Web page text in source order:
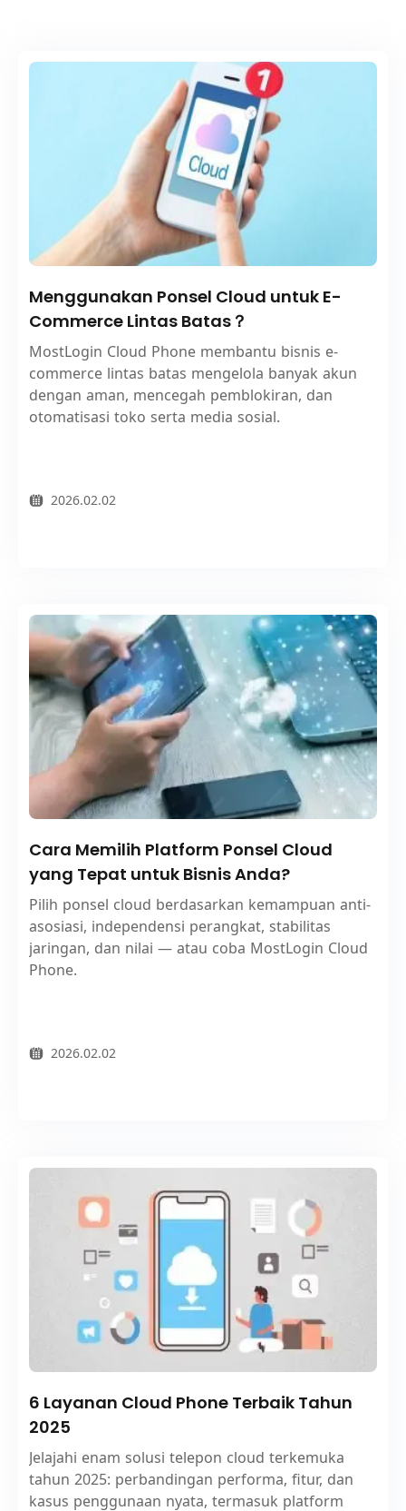
Menggunakan Ponsel Cloud untuk E-
Commerce Lintas Batas？
MostLogin Cloud Phone membantu bisnis e-
commerce lintas batas mengelola banyak akun
dengan aman, mencegah pemblokiran, dan
otomatisasi toko serta media sosial.
2026.02.02
Cara Memilih Platform Ponsel Cloud
yang Tepat untuk Bisnis Anda?
Pilih ponsel cloud berdasarkan kemampuan anti-
asosiasi, independensi perangkat, stabilitas
jaringan, dan nilai — atau coba MostLogin Cloud
Phone.
2026.02.02
6 Layanan Cloud Phone Terbaik Tahun
2025
Jelajahi enam solusi telepon cloud terkemuka
tahun 2025: perbandingan performa, fitur, dan
kasus penggunaan nyata, termasuk platform